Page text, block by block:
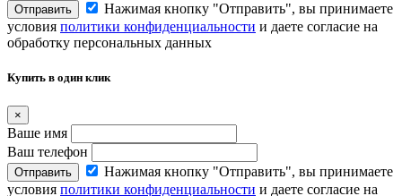
Отправить
Нажимая кнопку "Отправить", вы принимаете
условия политики конфиденциальности и даете согласие на
обработку персональных данных
Купить в один клик
×
Ваше имя
Ваш телефон
Отправить
Нажимая кнопку "Отправить", вы принимаете
условия политики конфиденциальности и даете согласие на